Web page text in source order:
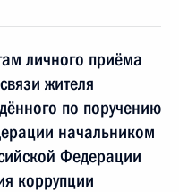
личного приёма
жителя
по поручению
начальником
Федерации
коррупции